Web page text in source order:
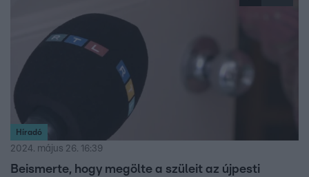
után ad majd válaszokat.
Híradó
2024. május 26. 16:39
Beismerte, hogy megölte a szüleit az újpesti